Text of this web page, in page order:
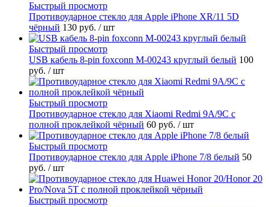
Быстрый просмотр
Противоударное стекло для Apple iPhone XR/11 5D
чёрный 130 руб. / шт
Быстрый просмотр
USB кабель 8-pin foxconn M-00243 круглый белый 100
руб. / шт
Быстрый просмотр
Противоударное стекло для Xiaomi Redmi 9A/9C с
полной проклейкой чёрный 60 руб. / шт
Быстрый просмотр
Противоударное стекло для Apple iPhone 7/8 белый 50
руб. / шт
Быстрый просмотр